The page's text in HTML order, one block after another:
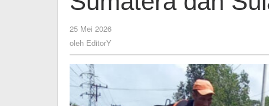
Sulawesi
25 Mei 2026
oleh EditorY